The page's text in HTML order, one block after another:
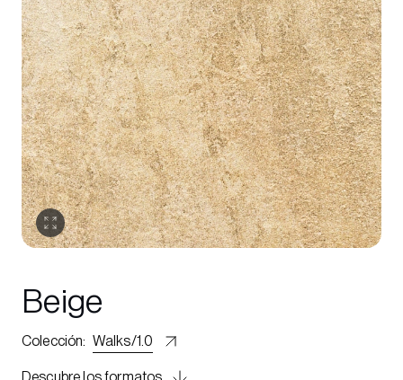
Beige
Colección: Walks/1.0